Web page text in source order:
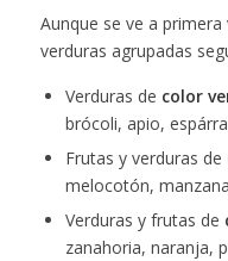
Aunque se ve a
verduras agrupadas
Verduras de color
brócoli, apio,
Frutas y verduras de
melocotón,
Verduras y frutas de
zanahoria, naranja,